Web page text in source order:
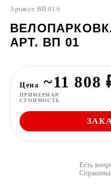
Артикул: ВП.01.6
АРТ. ВП 01
Цена ~11 808
ПРИМЕРНАЯ
СТОИМОСТЬ
Есть